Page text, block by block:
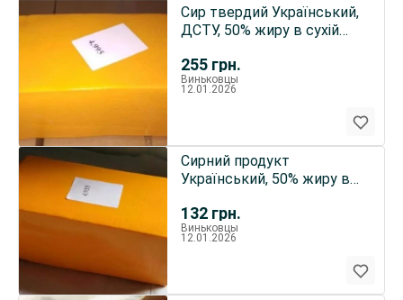
255 грн.
Сир твердий Український,
ДСТУ, 50% жиру в сухій
Виньковцы
12.01.2026
132 грн.
Сирний продукт
Український, 50% жиру в
Виньковцы
12.01.2026